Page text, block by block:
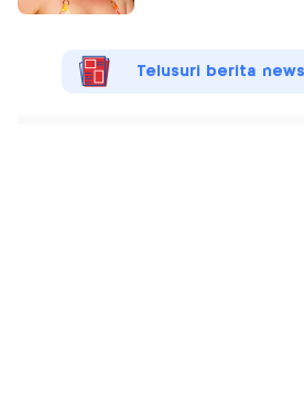
Telusuri berita